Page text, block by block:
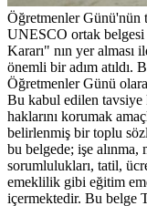
Öğretmenler Günü'nün
UNESCO ortak
Kararı" nın yer alması
önemli bir adım atıldı.
Öğretmenler Günü
Bu kabul edilen tavsiye
haklarını korumak
belirlenmiş bir toplu
bu belgede; işe alınma,
sorumlulukları, tatil,
emeklilik gibi eğitim
içermektedir. Bu belge